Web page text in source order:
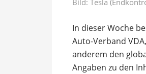
In dieser Woche
Auto-Verband
anderem den
Angaben zu den